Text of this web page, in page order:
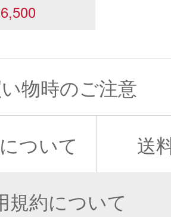
物時のご注意
ついて 送
規約について